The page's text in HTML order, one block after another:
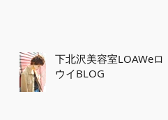
下北沢美容室LOAWeロ
ウイBLOG